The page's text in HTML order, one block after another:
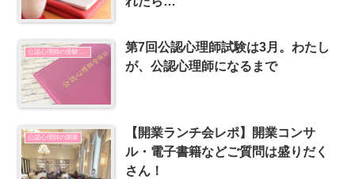
公認心理師の受験勉強
第7回公認心理師試験は3月。わたし
が、公認心理師になるまで
公認心理師の開業
【開業ランチ会レポ】開業コンサ
ル・電子書籍などご質問は盛りだく
さん！